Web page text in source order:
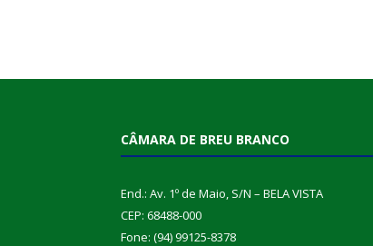
CÂMARA DE BREU BRANCO
End.: Av. 1º de Maio, S/N – BELA VISTA
CEP: 68488-000
Fone: (94) 99125-8378